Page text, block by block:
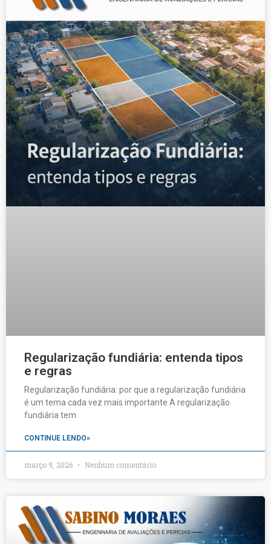
Regularização fundiária: entenda tipos
e regras
Regularização fundiária: por que a regularização fundiária
é um tema cada vez mais importante A regularização
fundiária tem
CONTINUE LENDO»
março 9, 2026 Nenhum comentário